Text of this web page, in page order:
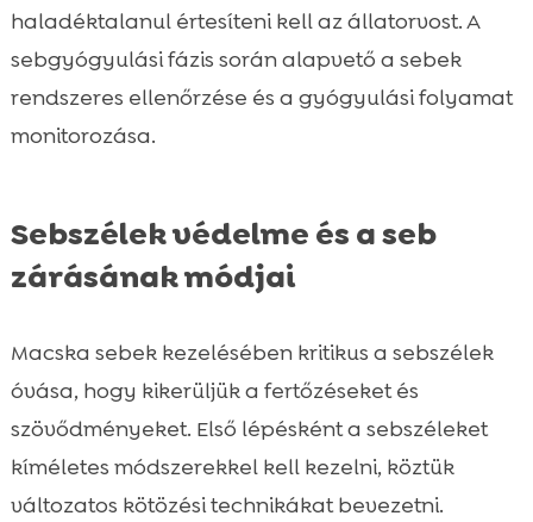
haladéktalanul értesíteni kell az állatorvost. A
sebgyógyulási fázis során alapvető a sebek
rendszeres ellenőrzése és a gyógyulási folyamat
monitorozása.
Sebszélek védelme és a seb
zárásának módjai
Macska sebek kezelésében kritikus a sebszélek
óvása, hogy kikerüljük a fertőzéseket és
szövődményeket. Első lépésként a sebszéleket
kíméletes módszerekkel kell kezelni, köztük
változatos kötözési technikákat bevezetni.